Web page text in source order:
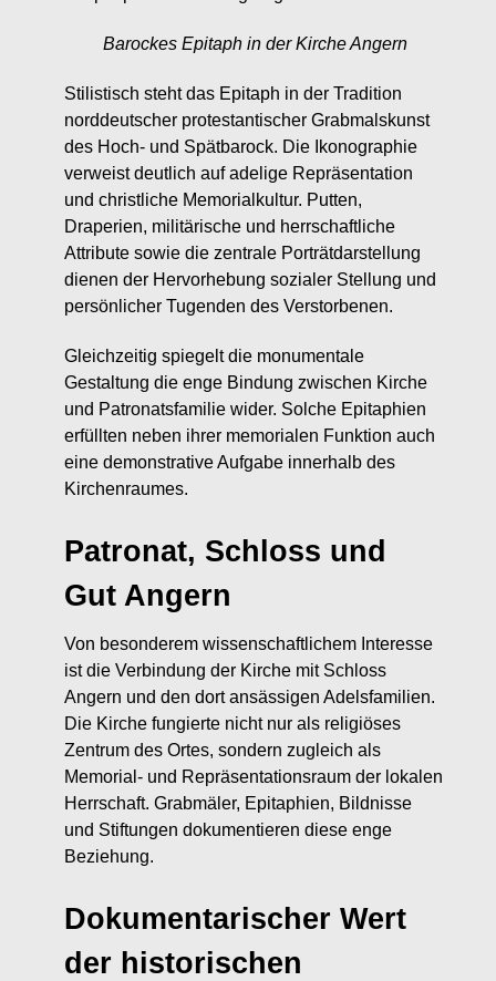
Barockes Epitaph in der Kirche Angern
Stilistisch steht das Epitaph in der Tradition
norddeutscher protestantischer Grabmalskunst
des Hoch- und Spätbarock. Die Ikonographie
verweist deutlich auf adelige Repräsentation
und christliche Memorialkultur. Putten,
Draperien, militärische und herrschaftliche
Attribute sowie die zentrale Porträtdarstellung
dienen der Hervorhebung sozialer Stellung und
persönlicher Tugenden des Verstorbenen.
Gleichzeitig spiegelt die monumentale
Gestaltung die enge Bindung zwischen Kirche
und Patronatsfamilie wider. Solche Epitaphien
erfüllten neben ihrer memorialen Funktion auch
eine demonstrative Aufgabe innerhalb des
Kirchenraumes.
Patronat, Schloss und
Gut Angern
Von besonderem wissenschaftlichem Interesse
ist die Verbindung der Kirche mit Schloss
Angern und den dort ansässigen Adelsfamilien.
Die Kirche fungierte nicht nur als religiöses
Zentrum des Ortes, sondern zugleich als
Memorial- und Repräsentationsraum der lokalen
Herrschaft. Grabmäler, Epitaphien, Bildnisse
und Stiftungen dokumentieren diese enge
Beziehung.
Dokumentarischer Wert
der historischen